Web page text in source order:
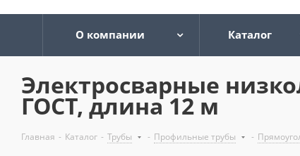
О компании Каталог
Электросварные
ГОСТ, длина 12 м
Главная - Каталог - Трубы - Профильные трубы -